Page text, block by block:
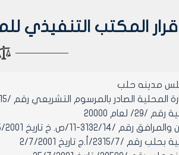
قرار المكتب التنفيذي للمدينة
مدينه حلب
بالمرسوم التشريعي رقم /15/ لعام 1971 ولائحته التنفيذية وتعديلاتهما.
لعام 20000
14-11/ص. خ تاريخ 2/5/2001
7/أ.ج تاريخ 2/7/2001